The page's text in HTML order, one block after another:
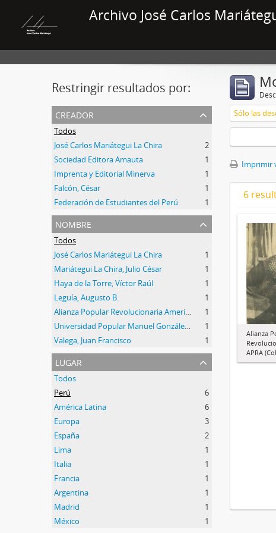
Archivo José Carlos
Restringir resultados por:
creador
Todos
José Carlos Mariátegui La Chira
2
Sociedad Editora Amauta
1
Imprenta y Editorial Minerva
1
Falcón, César
1
Federación de Estudiantes del Perú
1
nombre
Todos
José Carlos Mariátegui La Chira
1
Mariátegui La Chira, Julio César
1
Haya de la Torre, Víctor Raúl
1
Leguía, Augusto B.
1
Alianza Popular Revolucionaria Americana (APRA)
1
Universidad Popular Manuel González Prada
1
Valega, Juan Francisco
1
lugar
Todos
Perú
6
América Latina
6
Europa
3
España
2
Lima
1
Italia
1
Francia
1
Argentina
1
Madrid
1
México
1
Sólo las
Imprimir
6
Alianza
APRA